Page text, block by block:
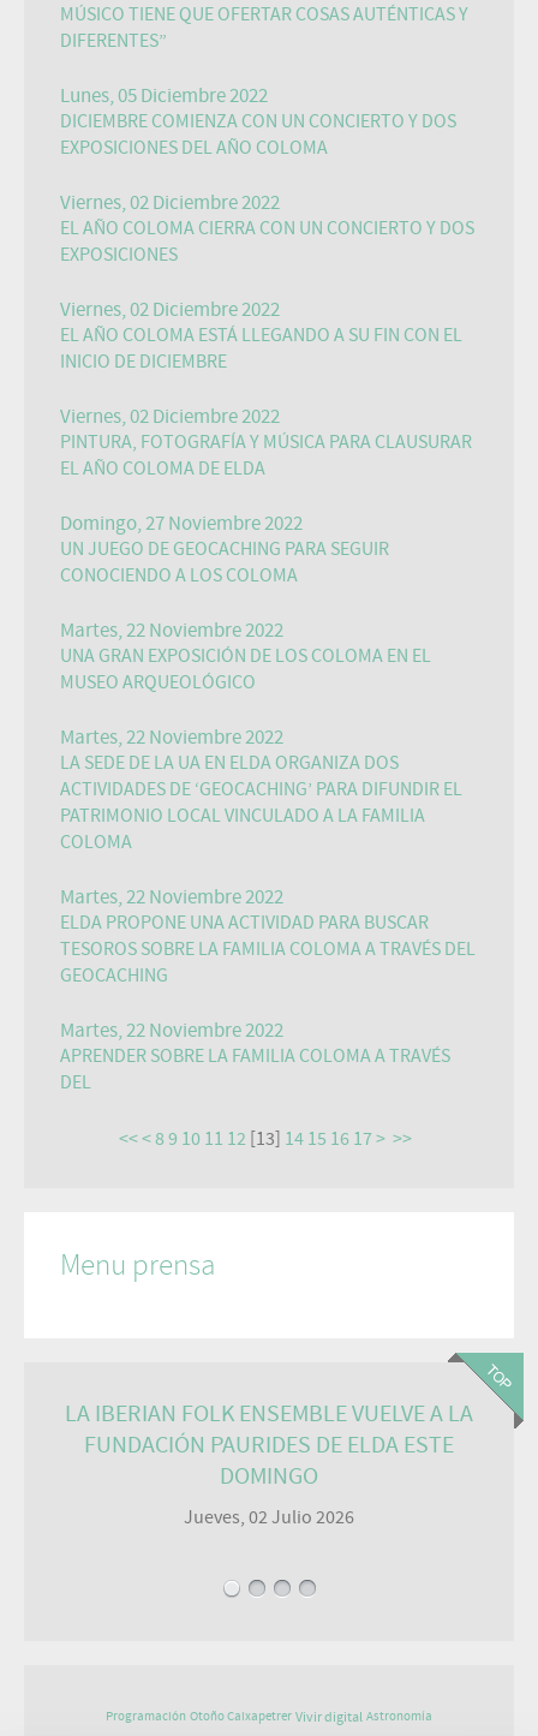
MÚSICO TIENE QUE OFERTAR COSAS AUTÉNTICAS Y
DIFERENTES”
Lunes, 05 Diciembre 2022
DICIEMBRE COMIENZA CON UN CONCIERTO Y DOS
EXPOSICIONES DEL AÑO COLOMA
Viernes, 02 Diciembre 2022
EL AÑO COLOMA CIERRA CON UN CONCIERTO Y DOS
EXPOSICIONES
Viernes, 02 Diciembre 2022
EL AÑO COLOMA ESTÁ LLEGANDO A SU FIN CON EL
INICIO DE DICIEMBRE
Viernes, 02 Diciembre 2022
PINTURA, FOTOGRAFÍA Y MÚSICA PARA CLAUSURAR
EL AÑO COLOMA DE ELDA
Domingo, 27 Noviembre 2022
UN JUEGO DE GEOCACHING PARA SEGUIR
CONOCIENDO A LOS COLOMA
Martes, 22 Noviembre 2022
UNA GRAN EXPOSICIÓN DE LOS COLOMA EN EL
MUSEO ARQUEOLÓGICO
Martes, 22 Noviembre 2022
LA SEDE DE LA UA EN ELDA ORGANIZA DOS
ACTIVIDADES DE ‘GEOCACHING’ PARA DIFUNDIR EL
PATRIMONIO LOCAL VINCULADO A LA FAMILIA
COLOMA
Martes, 22 Noviembre 2022
ELDA PROPONE UNA ACTIVIDAD PARA BUSCAR
TESOROS SOBRE LA FAMILIA COLOMA A TRAVÉS DEL
GEOCACHING
Martes, 22 Noviembre 2022
APRENDER SOBRE LA FAMILIA COLOMA A TRAVÉS
DEL
<<<89 10 11 12 [13] 14 15 16 17> >>
Menu prensa
LA IBERIAN FOLK ENSEMBLE VUELVE A LA
FUNDACIÓN PAURIDES DE ELDA ESTE
DOMINGO
Programación Otoño Caixapetrer Vivir digital Astronomía